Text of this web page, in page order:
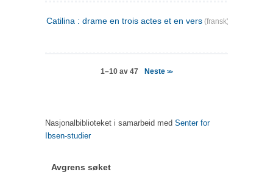
Catilina : drame en trois actes et en vers (fransk)
1–10 av 47 Neste>>
Nasjonalbiblioteket i samarbeid med Senter for
Ibsen-studier
Avgrens søket